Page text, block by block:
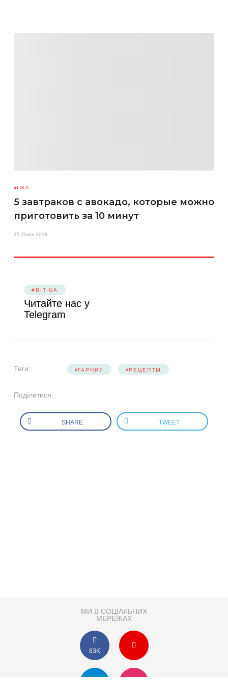
ЇЖА
5 завтраков с авокадо, которые можно
приготовить за 10 минут
15 Січня 2018
#BIT.UA
Читайте нас у
Telegram
Теги: ГАРНИР РЕЦЕПТЫ
Поділитися:
SHARE TWEET
МИ В СОЦІАЛЬНИХ
МЕРЕЖАХ
83K